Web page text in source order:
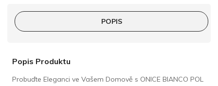
POPIS
Popis Produktu
Probuďte Eleganci ve Vašem Domově s ONICE BIANCO POL